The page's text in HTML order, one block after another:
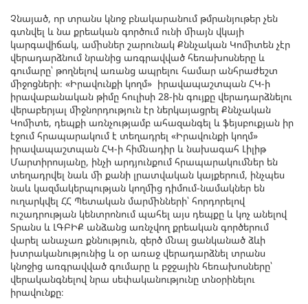
Չնայած, որ տրանս կնոջ բնակարանում թմրանյութեր չեն
գտնվել և նա քրեական գործում ունի միայն վկայի
կարգավիճակ, ամիսներ շարունակ Քննչական Կոմիտեն չէր
վերադարձնում նրանից առգրավված հեռախոսները և
գումարը՝ թողնելով առանց ապրելու համար անհրաժեշտ
միջոցների։ «Իրավունքի կողմ» իրավապաշտպան ՀԿ-ի
իրավաբանական թիմը հուլիսի 28-ին գույքը վերադարձնելու
վերաբերյալ միջնորդություն էր ներկայացրել Քննչական
Կոմիտե, դեպքի առնչությամբ ահազանգել և ֆեյսբուքյան իր
էջում հրապարակում է տեղադրել «Իրավունքի կողմ»
իրավապաշտպան ՀԿ-ի հիմնադիր և նախագահ Լիլիթ
Մարտիրոսյանը, ինչի արդյունքում հրապարակումներ են
տեղադրվել նաև մի քանի լրատվական կայքերում, ինչպես
նաև կազմակերպության կողմից դիմում-նամակներ են
ուղարկվել ՀՀ Պետական մարմինների՝ հորդորելով
ուշադրության կենտրոնում պահել այս դեպքը և կոչ անելով
Տրանս և ԼԳԲԻՔ անձանց առնչվող քրեական գործերում
վարել անաչառ քննություն, զերծ մնալ ցանկանած ձևի
խտրականությունից և օր առաջ վերադարձնել տրանս
կնոջից առգրավված գումարը և բջջային հեռախոսները՝
վերականգնելով նրա սեփականությունը տնօրինելու
իրավունքը։